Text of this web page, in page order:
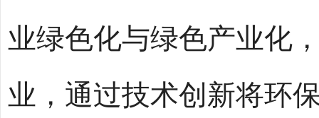
业绿色化与绿色产业化
业，通过技术创新将环